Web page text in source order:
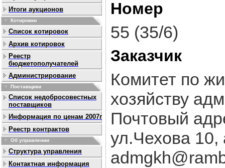
Итоги аукционов
Котировки
Список котировок
Архив котировок
Реестр
бюджетополучателей
Администрирование
Поставщики
Список недобросовестных
поставщиков
Информация по ценам 2007г
Реестр контрактов
Об управлении
Структура управления
Контактная информация
Номер
55 (35/6)
Заказчик
Комитет по
хозяйству
Почтовый
ул.Чехова 10,